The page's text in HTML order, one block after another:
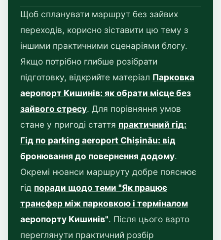
Щоб спланувати маршрут без зайвих
переходів, корисно зіставити цю тему з
іншими практичними сценаріями блогу.
Якщо потрібно глибше розібрати
підготовку, відкрийте матеріал Парковка
аеропорт Кишинів: як обрати місце без
зайвого стресу. Для порівняння умов
стане у пригоді стаття практичний гід:
Гід по parking aeroport Chișinău: від
бронювання до повернення додому.
Окремі нюанси маршруту добре пояснює
гід поради щодо теми "Як працює
трансфер між парковкою і терміналом
аеропорту Кишинів". Після цього варто
переглянути практичний розбір